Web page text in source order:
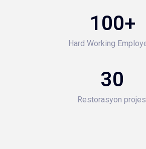
Hard Working
100+
Restorasyon
30